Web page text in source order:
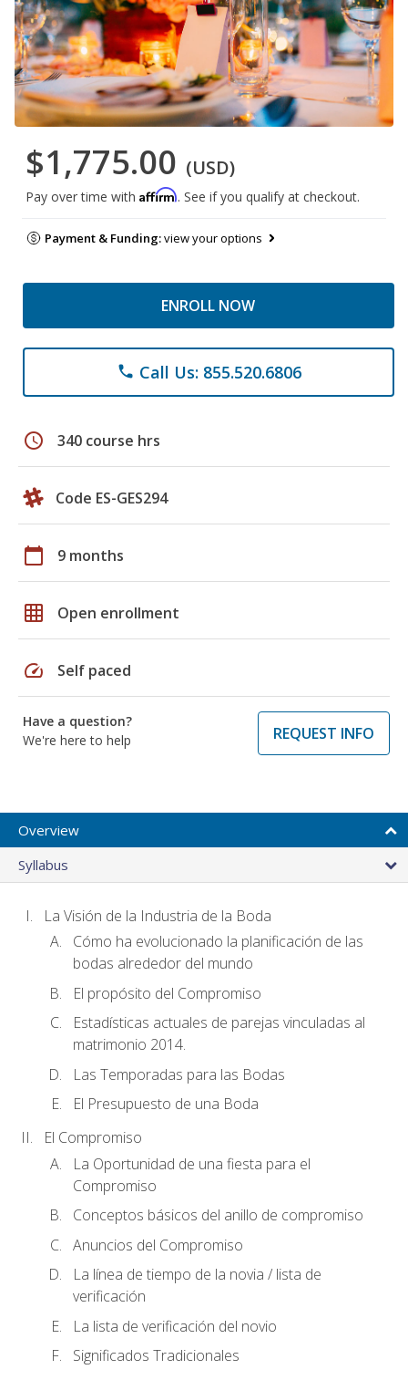
$1,775.00 (USD)
Pay over time with Affirm. See if you qualify at checkout.
Payment & Funding:view your options
ENROLL NOW
phone Call Us: 855.520.6806
schedule 340 course hrs
Code ES-GES294
calendar_today 9 months
grid_on Open enrollment
speed Self paced
Have a question?
We're here to help
REQUEST INFO
Overview
Syllabus
La Visión de la Industria de la Boda
Cómo ha evolucionado la planificación de las
bodas alrededor del mundo
El propósito del Compromiso
Estadísticas actuales de parejas vinculadas al
matrimonio 2014.
Las Temporadas para las Bodas
El Presupuesto de una Boda
El Compromiso
La Oportunidad de una fiesta para el
Compromiso
Conceptos básicos del anillo de compromiso
Anuncios del Compromiso
La línea de tiempo de la novia / lista de
verificación
La lista de verificación del novio
Significados Tradicionales